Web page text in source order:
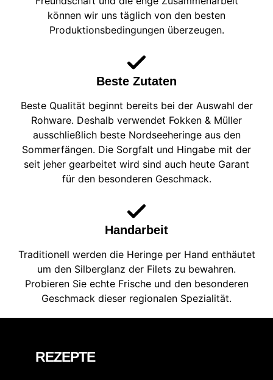
können wir uns täglich von den besten
Produktionsbedingungen überzeugen.
Beste Zutaten
Beste Qualität beginnt bereits bei der Auswahl der
Rohware. Deshalb verwendet Fokken & Müller
ausschließlich beste Nordseeheringe aus den
Sommerfängen. Die Sorgfalt und Hingabe mit der
seit jeher gearbeitet wird sind auch heute Garant
für den besonderen Geschmack.
Handarbeit
Traditionell werden die Heringe per Hand enthäutet
um den Silberglanz der Filets zu bewahren.
Probieren Sie echte Frische und den besonderen
Geschmack dieser regionalen Spezialität.
REZEPTE